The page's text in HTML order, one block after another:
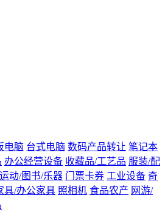
电脑 台式电脑 数码产品转让 笔记本
办公经营设备 收藏品/工艺品 服装/配
运动/图书/乐器 门票卡券 工业设备 奇
具/办公家具 照相机 食品农产 网游/